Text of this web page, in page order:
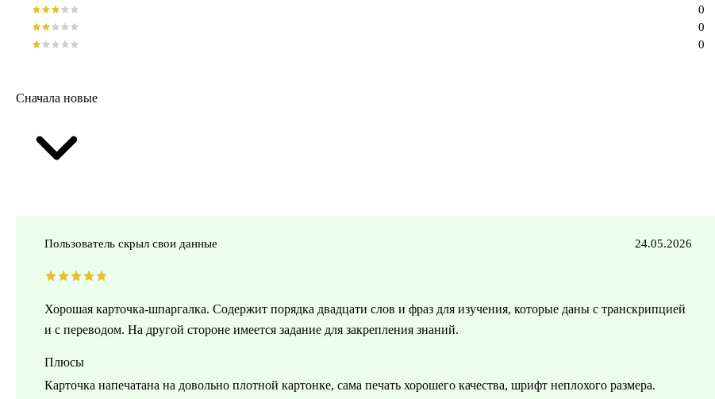
0
0
0
Сначала новые
Пользователь скрыл свои данные 24.05.2026
Хорошая карточка-шпаргалка. Содержит порядка двадцати слов и фраз для изучения, которые даны с транскрипцией
и с переводом. На другой стороне имеется задание для закрепления знаний.
Плюсы
Карточка напечатана на довольно плотной картонке, сама печать хорошего качества, шрифт неплохого размера.